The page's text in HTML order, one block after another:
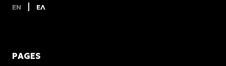
EN ΕΛ
PAGES